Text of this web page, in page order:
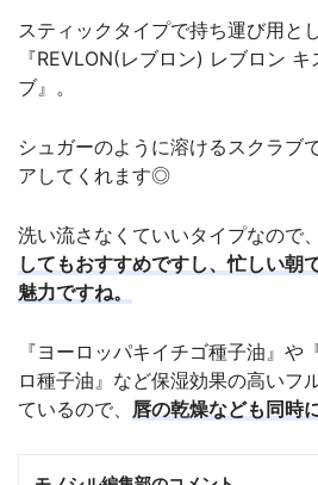
スティックタイプで持ち運び用と
『REVLON(レブロン) レブロン
ブ』。
シュガーのように溶けるスクラブ
アしてくれます◎
洗い流さなくていいタイプなので、
してもおすすめですし、忙しい朝
魅力ですね。
『ヨーロッパキイチゴ種子油』や
ロ種子油』など保湿効果の高いフ
ているので、 唇の乾燥なども同時